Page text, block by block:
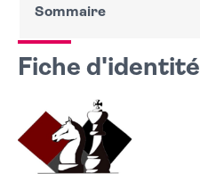
Sommaire
Fiche d'identité
Fiche d'identité